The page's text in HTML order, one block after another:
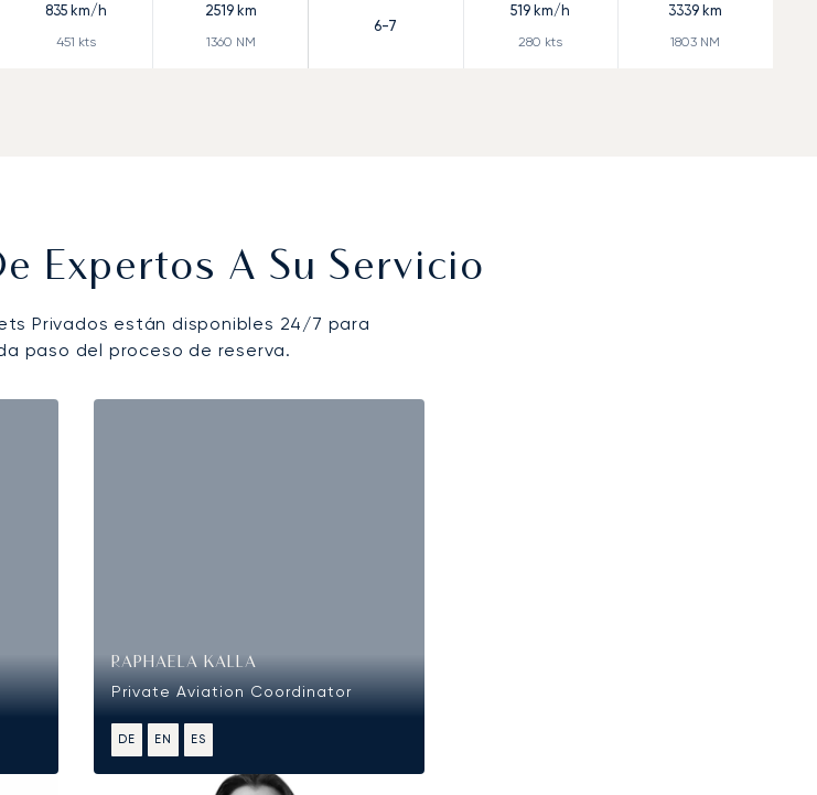
835km/h
451 kts
2519km
1360 NM
6-7
519 km/h
280 kts
3339 km
1803 NM
Expertos A Su Servicio
Privados están disponibles 24/7 para
paso del proceso de reserva.
RAPHAELA KALLA
Private Aviation Coordinator
DE EN ES